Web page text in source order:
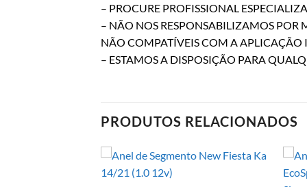
– PROCURE PROFISSIONAL
– NÃO NOS RESPONSABILIZAMOS
NÃO COMPATÍVEIS COM A APLICAÇÃO
– ESTAMOS A DISPOSIÇÃO PARA
PRODUTOS RELACIONADOS